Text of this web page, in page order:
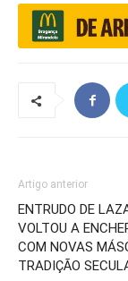
Artigo anterior
ENTRUDO DE
VOLTOU A
COM NOVAS
TRADIÇÃO